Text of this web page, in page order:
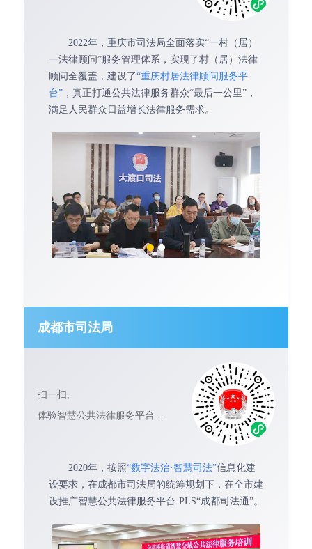
2022年，重庆市司法局全面落实“一村（居）
一法律顾问”服务管理体系，实现了村（居）法律
顾问全覆盖，建设了“重庆村居法律顾问服务平
台” ，真正打通公共法律服务群众“最后一公里”，
满足人民群众日益增长法律服务需求。
成都市司法局
扫一扫,
体验智慧公共法律服务平台 →
2020年，按照“数字法治·智慧司法”信息化建
设要求，在成都市司法局的统筹规划下，在全市建
设推广智慧公共法律服务平台-PLS“成都司法通”。